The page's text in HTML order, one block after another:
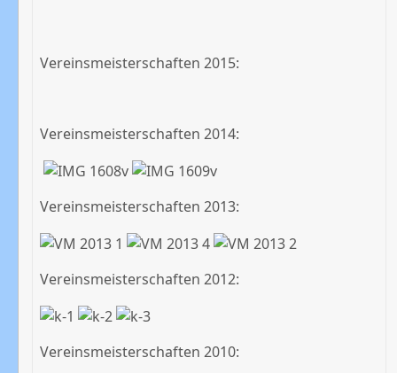
Vereinsmeisterschaften 2015:
Vereinsmeisterschaften 2014:
Vereinsmeisterschaften 2013:
Vereinsmeisterschaften 2012:
Vereinsmeisterschaften 2010: